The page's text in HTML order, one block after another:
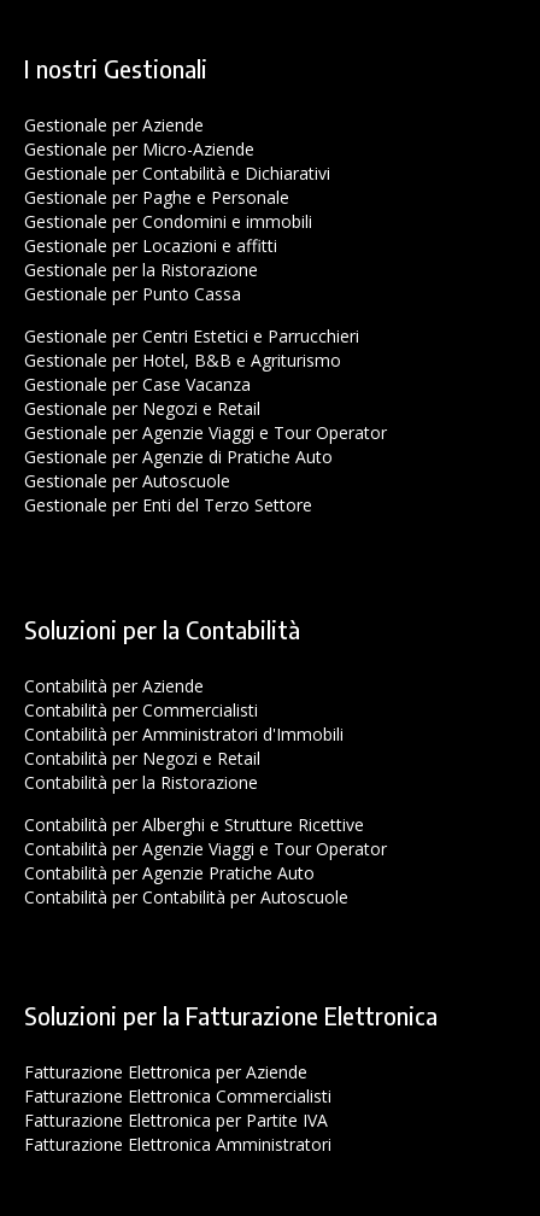
I nostri Gestionali
Gestionale per Aziende
Gestionale per Micro-Aziende
Gestionale per Contabilità e Dichiarativi
Gestionale per Paghe e Personale
Gestionale per Condomini e immobili
Gestionale per Locazioni e affitti
Gestionale per la Ristorazione
Gestionale per Punto Cassa
Gestionale per Centri Estetici e Parrucchieri
Gestionale per Hotel, B&B e Agriturismo
Gestionale per Case Vacanza
Gestionale per Negozi e Retail
Gestionale per Agenzie Viaggi e Tour Operator
Gestionale per Agenzie di Pratiche Auto
Gestionale per Autoscuole
Gestionale per Enti del Terzo Settore
Soluzioni per la Contabilità
Contabilità per Aziende
Contabilità per Commercialisti
Contabilità per Amministratori d'Immobili
Contabilità per Negozi e Retail
Contabilità per la Ristorazione
Contabilità per Alberghi e Strutture Ricettive
Contabilità per Agenzie Viaggi e Tour Operator
Contabilità per Agenzie Pratiche Auto
Contabilità per Contabilità per Autoscuole
Soluzioni per la Fatturazione Elettronica
Fatturazione Elettronica per Aziende
Fatturazione Elettronica Commercialisti
Fatturazione Elettronica per Partite IVA
Fatturazione Elettronica Amministratori